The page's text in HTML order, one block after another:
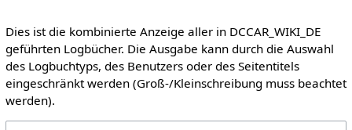
Dies ist die kombinierte Anzeige aller in DCCAR_WIKI_DE
geführten Logbücher. Die Ausgabe kann durch die Auswahl
des Logbuchtyps, des Benutzers oder des Seitentitels
eingeschränkt werden (Groß-/Kleinschreibung muss beachtet
werden).